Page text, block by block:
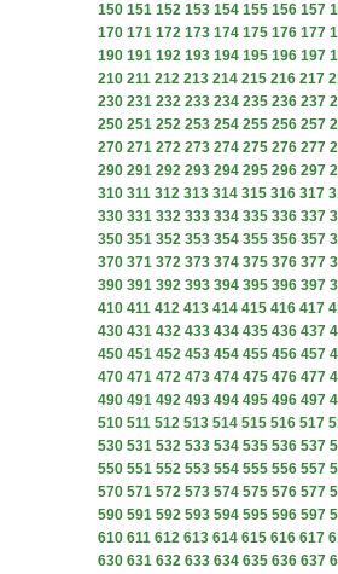
150 151 152 153 154 155 156 157
170 171 172 173 174 175 176 177
190 191 192 193 194 195 196 197
210 211 212 213 214 215 216 217
230 231 232 233 234 235 236 237
250 251 252 253 254 255 256 257
270 271 272 273 274 275 276 277
290 291 292 293 294 295 296 297
310 311 312 313 314 315 316 317
330 331 332 333 334 335 336 337
350 351 352 353 354 355 356 357
370 371 372 373 374 375 376 377
390 391 392 393 394 395 396 397
410 411 412 413 414 415 416 417
430 431 432 433 434 435 436 437
450 451 452 453 454 455 456 457
470 471 472 473 474 475 476 477
490 491 492 493 494 495 496 497
510 511 512 513 514 515 516 517
530 531 532 533 534 535 536 537
550 551 552 553 554 555 556 557
570 571 572 573 574 575 576 577
590 591 592 593 594 595 596 597
610 611 612 613 614 615 616 617
630 631 632 633 634 635 636 637